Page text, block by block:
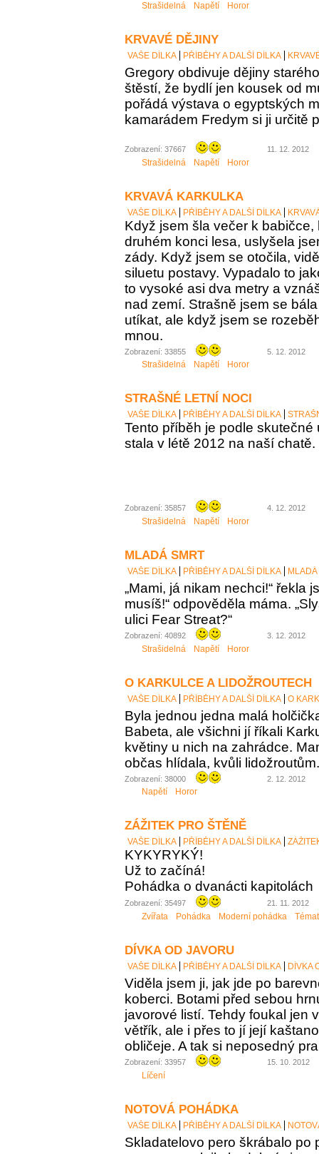
Strašidelná Napětí Horor
KRVAVÉ DĚJINY
VAŠE DÍLKA PŘÍBĚHY A DALŠÍ DÍLKA
Gregory obdivuje dějiny
štěstí, že bydlí jen kousek od
pořádá výstava o egyptských
kamarádem Fredym si ji určitě
Zobrazení: 37667 11. 12. 2012
Strašidelná Napětí Horor
KRVAVÁ KARKULKA
VAŠE DÍLKA PŘÍBĚHY A DALŠÍ DÍLKA
Když jsem šla večer k babičce,
druhém konci lesa, uslyšela
zády. Když jsem se otočila,
siluetu postavy. Vypadalo to
to vysoké asi dva metry a
nad zemí. Strašně jsem se
utíkat, ale když jsem se
mnou.
Zobrazení: 33855 5. 12. 2012
Strašidelná Napětí Horor
STRAŠNÉ LETNÍ NOCI
VAŠE DÍLKA PŘÍBĚHY A DALŠÍ DÍLKA
Tento příběh je podle skutečné
stala v létě 2012 na naší chatě.
Zobrazení: 35857 4. 12. 2012
Strašidelná Napětí Horor
MLADÁ SMRT
VAŠE DÍLKA PŘÍBĚHY A DALŠÍ DÍLKA
„Mami, já nikam nechci!“ řekla
musíš!“ odpověděla máma.
ulici Fear Streat?“
Zobrazení: 40892 3. 12. 2012
Strašidelná Napětí Horor
O KARKULCE A LIDOŽROUTECH
VAŠE DÍLKA PŘÍBĚHY A DALŠÍ DÍLKA O
Byla jednou jedna malá
Babeta, ale všichni jí říkali
květiny u nich na zahrádce.
občas hlídala, kvůli lidožroutům.
Zobrazení: 38000 2. 12. 2012
Napětí Horor
ZÁŽITEK PRO ŠTĚNĚ
VAŠE DÍLKA PŘÍBĚHY A DALŠÍ DÍLKA
KYKYRYKÝ!
Už to začíná!
Pohádka o dvanácti kapitolách
Zobrazení: 35497 21. 11. 2012
Zvířata Pohádka Moderní pohádka
DÍVKA OD JAVORU
VAŠE DÍLKA PŘÍBĚHY A DALŠÍ DÍLKA DÍVKA
Viděla jsem ji, jak jde po
koberci. Botami před sebou
javorové listí. Tehdy foukal jen
větřík, ale i přes to jí její
obličeje. A tak si neposedný
Zobrazení: 33957 15. 10. 2012
Líčení
NOTOVÁ POHÁDKA
VAŠE DÍLKA PŘÍBĚHY A DALŠÍ DÍLKA
Skladatelovo pero škrábalo po